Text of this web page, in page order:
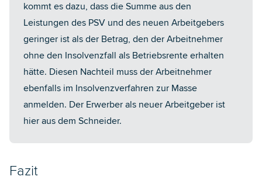
kommt es dazu, dass die Summe aus den
Leistungen des PSV und des neuen Arbeitgebers
geringer ist als der Betrag, den der Arbeitnehmer
ohne den Insolvenzfall als Betriebsrente erhalten
hätte. Diesen Nachteil muss der Arbeitnehmer
ebenfalls im Insolvenzverfahren zur Masse
anmelden. Der Erwerber als neuer Arbeitgeber ist
hier aus dem Schneider.
Fazit